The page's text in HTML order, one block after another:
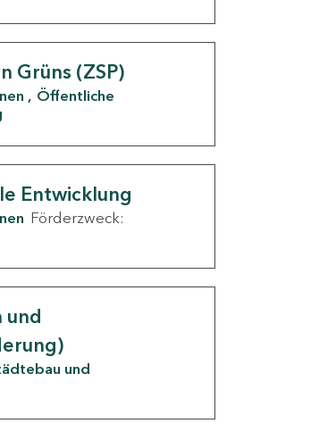
Grüns (ZSP)
Öffentliche
Entwicklung
Förderzweck:
und
und